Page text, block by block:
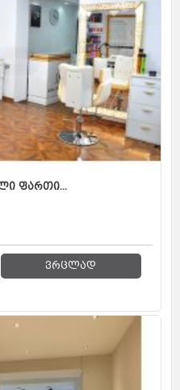
ფართი...
ვრცლად